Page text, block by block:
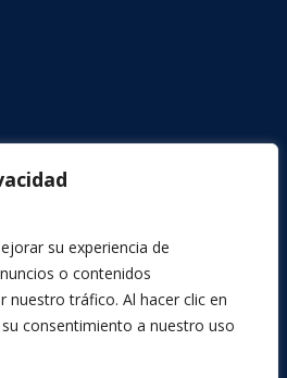
su experiencia de
o contenidos
nuestro tráfico. Al hacer clic en
consentimiento a nuestro uso
Twitter